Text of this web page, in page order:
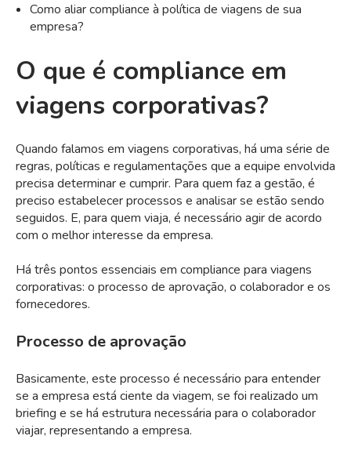
Como aliar compliance à política de viagens de sua
empresa?
O que é compliance em
viagens corporativas?
Quando falamos em viagens corporativas, há uma série de
regras, políticas e regulamentações que a equipe envolvida
precisa determinar e cumprir. Para quem faz a gestão, é
preciso estabelecer processos e analisar se estão sendo
seguidos. E, para quem viaja, é necessário agir de acordo
com o melhor interesse da empresa.
Há três pontos essenciais em compliance para viagens
corporativas: o processo de aprovação, o colaborador e os
fornecedores.
Processo de aprovação
Basicamente, este processo é necessário para entender
se a empresa está ciente da viagem, se foi realizado um
briefing e se há estrutura necessária para o colaborador
viajar, representando a empresa.